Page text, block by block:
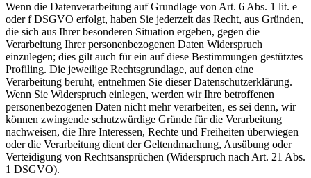
Wenn die Datenverarbeitung auf Grundlage von Art. 6 Abs. 1 lit. e
oder f DSGVO erfolgt, haben Sie jederzeit das Recht, aus Gründen,
die sich aus Ihrer besonderen Situation ergeben, gegen die
Verarbeitung Ihrer personenbezogenen Daten Widerspruch
einzulegen; dies gilt auch für ein auf diese Bestimmungen gestütztes
Profiling. Die jeweilige Rechtsgrundlage, auf denen eine
Verarbeitung beruht, entnehmen Sie dieser Datenschutzerklärung.
Wenn Sie Widerspruch einlegen, werden wir Ihre betroffenen
personenbezogenen Daten nicht mehr verarbeiten, es sei denn, wir
können zwingende schutzwürdige Gründe für die Verarbeitung
nachweisen, die Ihre Interessen, Rechte und Freiheiten überwiegen
oder die Verarbeitung dient der Geltendmachung, Ausübung oder
Verteidigung von Rechtsansprüchen (Widerspruch nach Art. 21 Abs.
1 DSGVO).